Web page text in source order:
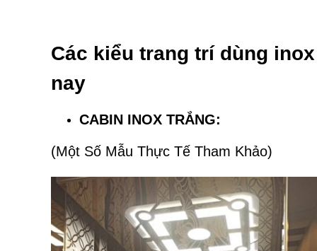
Các kiểu trang trí dùng
nay
CABIN INOX TRẮNG:
(Một Số Mẫu Thực Tế Tham Khảo)